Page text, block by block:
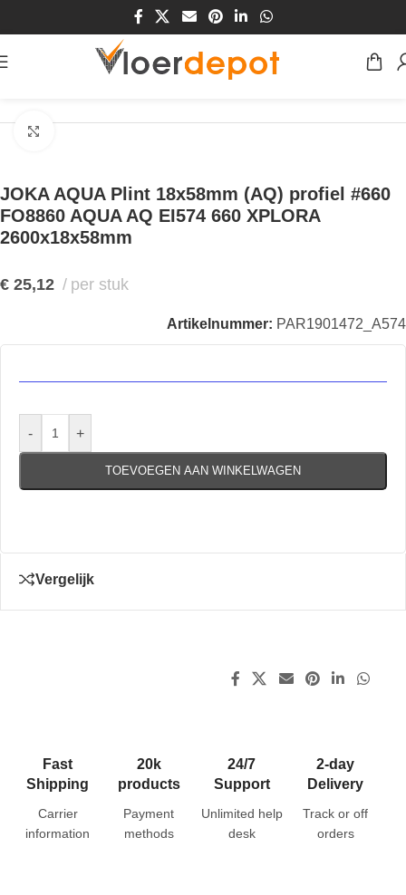
JOKA AQUA Plint 18x58mm (AQ) profiel #660
FO8860 AQUA AQ EI574 660 XPLORA
2600x18x58mm
€ 25,12 per stuk
Artikelnummer: PAR1901472_A574
- +
TOEVOEGEN AAN WINKELWAGEN
Vergelijk
Fast
Shipping
Carrier
information
20k
products
Payment
methods
24/7
Support
Unlimited help
desk
2-day
Delivery
Track or off
orders